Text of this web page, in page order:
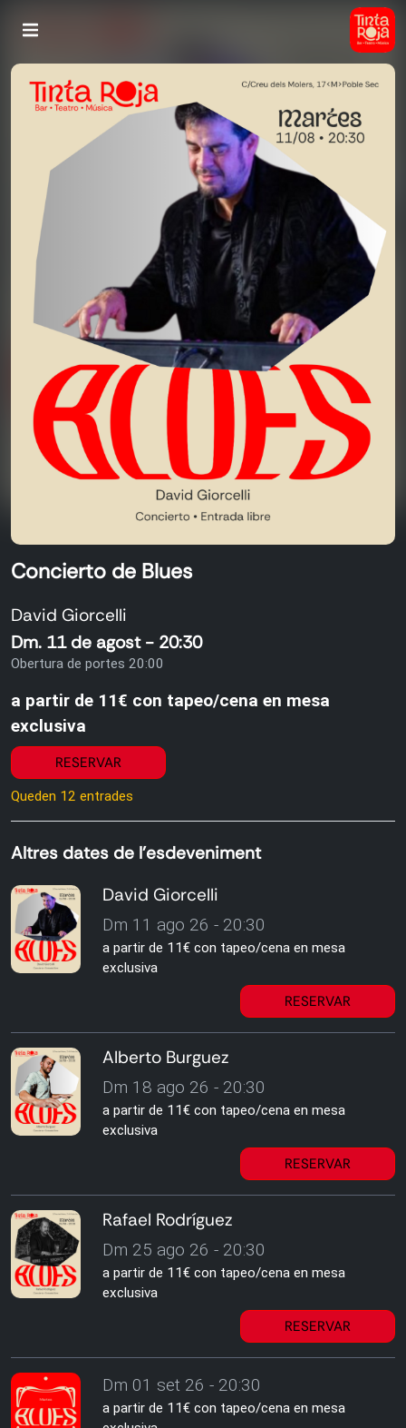
Concierto de Blues
David Giorcelli
Dm. 11 de agost - 20:30
Obertura de portes 20:00
a partir de 11€ con tapeo/cena en mesa
exclusiva
RESERVAR
Queden 12 entrades
Altres dates de l'esdeveniment
David Giorcelli
Dm 11 ago 26 - 20:30
a partir de 11€ con tapeo/cena en mesa
exclusiva
RESERVAR
Alberto Burguez
Dm 18 ago 26 - 20:30
a partir de 11€ con tapeo/cena en mesa
exclusiva
RESERVAR
Rafael Rodríguez
Dm 25 ago 26 - 20:30
a partir de 11€ con tapeo/cena en mesa
exclusiva
RESERVAR
Dm 01 set 26 - 20:30
a partir de 11€ con tapeo/cena en mesa